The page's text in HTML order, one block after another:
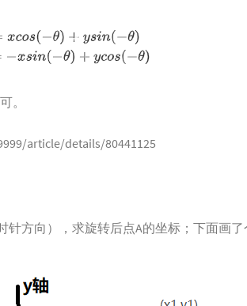
。
article/details/80441125
针方向），求旋转后点A的坐标；下面画